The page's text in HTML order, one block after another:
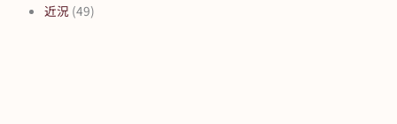
近況 (49)